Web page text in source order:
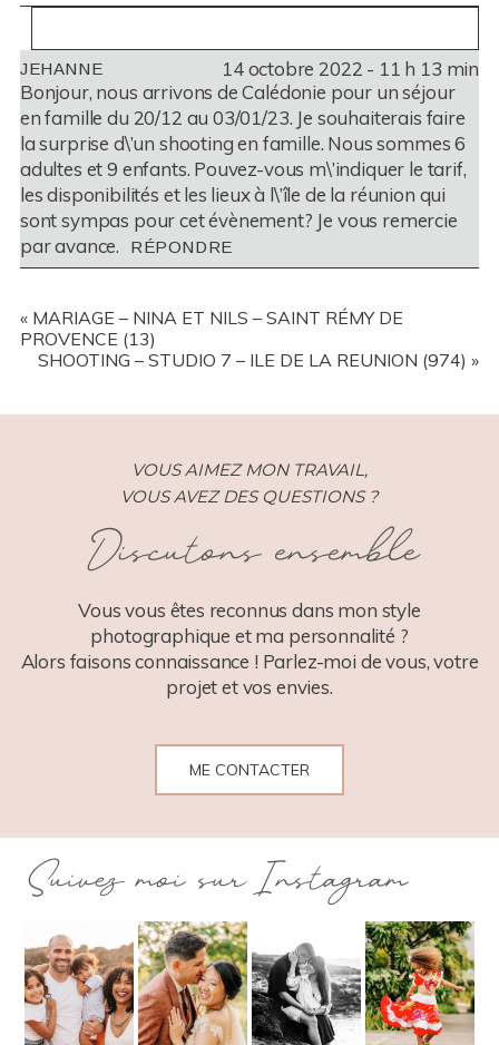
POST COMMENT
YOUR EMAIL IS NEVERPUBLISHED OR SHARED.
REQUIRED FIELDS ARE MARKED *
JEHANNE
14 octobre 2022 - 11 h 13 min
Bonjour, nous arrivons de Calédonie pour un séjour
en famille du 20/12 au 03/01/23. Je souhaiterais faire
la surprise d\’un shooting en famille. Nous sommes 6
adultes et 9 enfants. Pouvez-vous m\’indiquer le tarif,
les disponibilités et les lieux à l\’île de la réunion qui
sont sympas pour cet évènement? Je vous remercie
par avance.
RÉPONDRE
« MARIAGE – NINA ET NILS – SAINT RÉMY DE
PROVENCE (13)
SHOOTING – STUDIO 7 – ILE DE LA REUNION (974) »
VOUS AIMEZ MON TRAVAIL,
VOUS AVEZ DES QUESTIONS ?
Discutons ensemble
Vous vous êtes reconnus dans mon style
photographique et ma personnalité ?
Alors faisons connaissance ! Parlez-moi de vous, votre
projet et vos envies.
ME CONTACTER
Suivez moi sur Instagram